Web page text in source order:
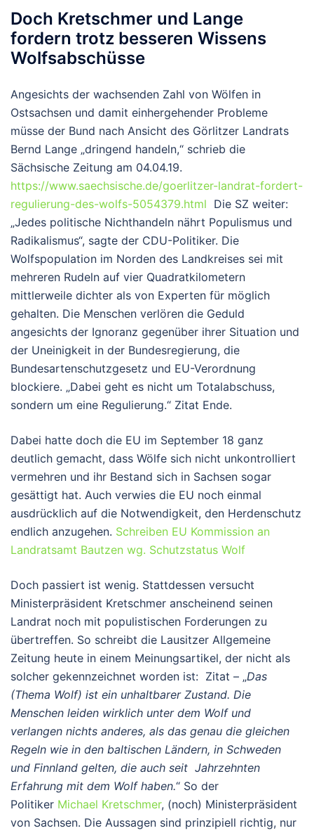
Doch Kretschmer und Lange
fordern trotz besseren Wissens
Wolfsabschüsse
Angesichts der wachsenden Zahl von Wölfen in
Ostsachsen und damit einhergehender Probleme
müsse der Bund nach Ansicht des Görlitzer Landrats
Bernd Lange „dringend handeln,“ schrieb die
Sächsische Zeitung am 04.04.19.
https://www.saechsische.de/goerlitzer-landrat-fordert-
regulierung-des-wolfs-5054379.html Die SZ weiter:
„Jedes politische Nichthandeln nährt Populismus und
Radikalismus“, sagte der CDU-Politiker. Die
Wolfspopulation im Norden des Landkreises sei mit
mehreren Rudeln auf vier Quadratkilometern
mittlerweile dichter als von Experten für möglich
gehalten. Die Menschen verlören die Geduld
angesichts der Ignoranz gegenüber ihrer Situation und
der Uneinigkeit in der Bundesregierung, die
Bundesartenschutzgesetz und EU-Verordnung
blockiere. „Dabei geht es nicht um Totalabschuss,
sondern um eine Regulierung.“ Zitat Ende.
Dabei hatte doch die EU im September 18 ganz
deutlich gemacht, dass Wölfe sich nicht unkontrolliert
vermehren und ihr Bestand sich in Sachsen sogar
gesättigt hat. Auch verwies die EU noch einmal
ausdrücklich auf die Notwendigkeit, den Herdenschutz
endlich anzugehen. Schreiben EU Kommission an
Landratsamt Bautzen wg. Schutzstatus Wolf
Doch passiert ist wenig. Stattdessen versucht
Ministerpräsident Kretschmer anscheinend seinen
Landrat noch mit populistischen Forderungen zu
übertreffen. So schreibt die Lausitzer Allgemeine
Zeitung heute in einem Meinungsartikel, der nicht als
solcher gekennzeichnet worden ist: Zitat – „Das
(Thema Wolf) ist ein unhaltbarer Zustand. Die
Menschen leiden wirklich unter dem Wolf und
verlangen nichts anderes, als das genau die gleichen
Regeln wie in den baltischen Ländern, in Schweden
und Finnland gelten, die auch seit Jahrzehnten
Erfahrung mit dem Wolf haben.“ So der
Politiker Michael Kretschmer, (noch) Ministerpräsident
von Sachsen. Die Aussagen sind prinzipiell richtig, nur